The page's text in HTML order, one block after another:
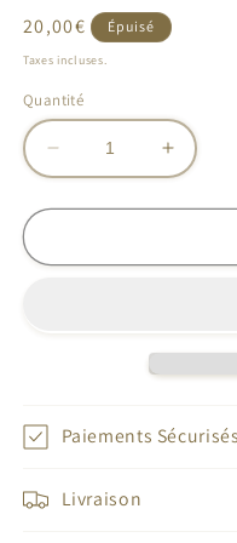
Prix
habituel
20,00€ Épuisé
Taxes incluses.
Quantité
Réduire
la
quantité
Boucle
la
Boucle
Paiements Sécurisés
Livraison